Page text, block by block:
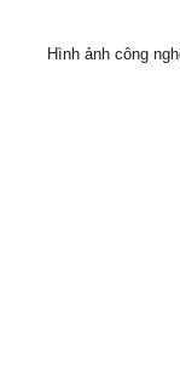
Hình ảnh công